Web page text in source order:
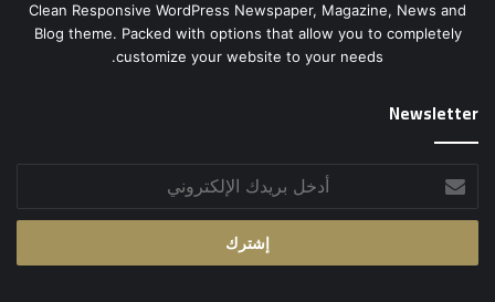
Clean Responsive WordPress Newspaper, Magazine, News and
Blog theme. Packed with options that allow you to completely
customize your website to your needs.
Newsletter
بريدك
الإلكتروني